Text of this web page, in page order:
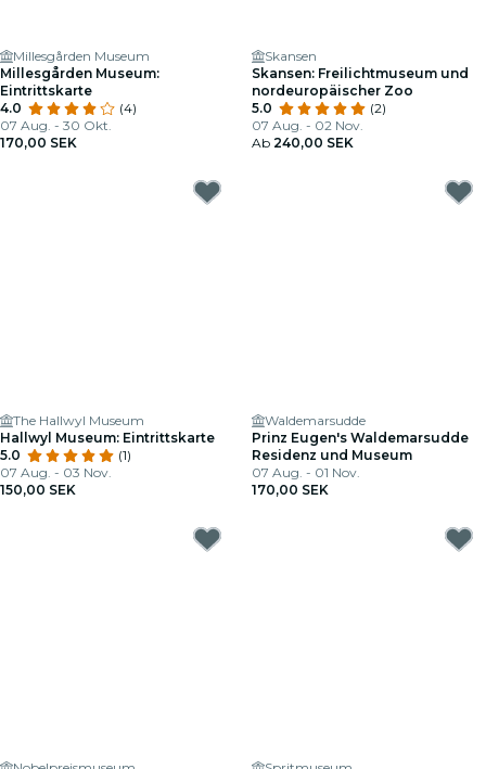
Millesgården Museum
Millesgården Museum:
Eintrittskarte
4.0
(4)
07 Aug. - 30 Okt.
170,00 SEK
Skansen
Skansen: Freilichtmuseum und
nordeuropäischer Zoo
5.0
(2)
07 Aug. - 02 Nov.
Ab 240,00 SEK
The Hallwyl Museum
Hallwyl Museum: Eintrittskarte
5.0
(1)
07 Aug. - 03 Nov.
150,00 SEK
Waldemarsudde
Prinz Eugen's Waldemarsudde
Residenz und Museum
07 Aug. - 01 Nov.
170,00 SEK